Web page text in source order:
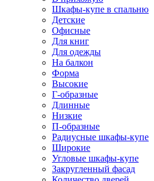
Шкафы-купе в спальню
Детские
Офисные
Для книг
Для одежды
На балкон
Форма
Высокие
Г-образные
Длинные
Низкие
П-образные
Радиусные шкафы-купе
Широкие
Угловые шкафы-купе
Закругленный фасад